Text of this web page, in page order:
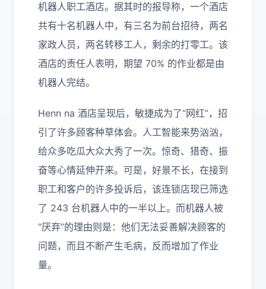
机器人职工酒店。据其时的报导称，一个酒店
共有十名机器人中，有三名为前台招待，两名
家政人员，两名转移工人，剩余的打零工。该
酒店的责任人表明，期望 70% 的作业都是由
机器人完结。
Henn na 酒店呈现后，敏捷成为了“网红”，招
引了许多顾客种草体会。人工智能来势汹汹，
给众多吃瓜大众大秀了一次。惊奇、猎奇、振
奋等心情延伸开来。可是，好景不长，在接到
职工和客户的许多投诉后，该连锁店现已筛选
了 243 台机器人中的一半以上。而机器人被
“厌弃”的理由则是：他们无法妥善解决顾客的
问题，而且不断产生毛病，反而增加了作业
量。